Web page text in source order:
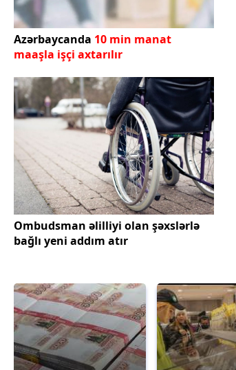
Azərbaycanda 10 min manat
maaşla işçi axtarılır
Ombudsman əlilliyi olan şəxslərlə
bağlı yeni addım atır